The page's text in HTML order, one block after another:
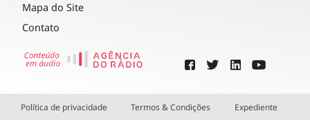
Mapa do Site
Contato
Política de privacidade Termos & Condições Expediente